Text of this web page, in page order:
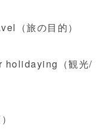
（旅の目的）
holidaying（観光/